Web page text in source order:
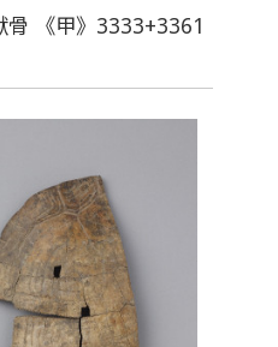
骨 《甲》3333+3361